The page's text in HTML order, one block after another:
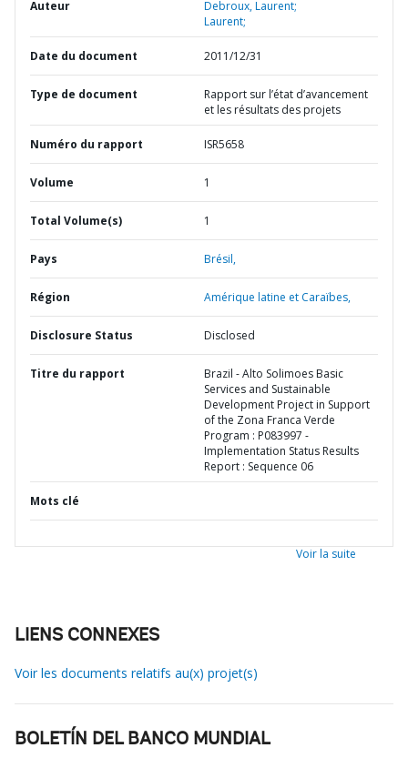
Auteur
Debroux, Laurent;
Laurent;
Date du document 2011/12/31
Type de document
Rapport sur l’état d’avancement
et les résultats des projets
Numéro du rapport ISR5658
Volume 1
Total Volume(s) 1
Pays Brésil,
Région Amérique latine et Caraïbes,
Disclosure Status Disclosed
Titre du rapport
Brazil - Alto Solimoes Basic
Services and Sustainable
Development Project in Support
of the Zona Franca Verde
Program : P083997 -
Implementation Status Results
Report : Sequence 06
Mots clé
Voir la suite
LIENS CONNEXES
Voir les documents relatifs au(x) projet(s)
BOLETÍN DEL BANCO MUNDIAL